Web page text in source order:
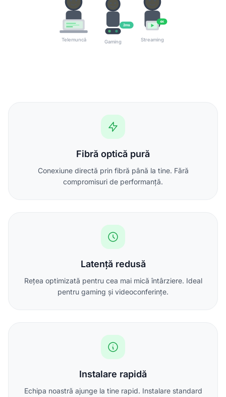
Telemuncă
2ms
Gaming
4K
Streaming
Fibră optică pură
Conexiune directă prin fibră până la tine. Fără
compromisuri de performanță.
Latență redusă
Rețea optimizată pentru cea mai mică întârziere. Ideal
pentru gaming și videoconferințe.
Instalare rapidă
Echipa noastră ajunge la tine rapid. Instalare standard